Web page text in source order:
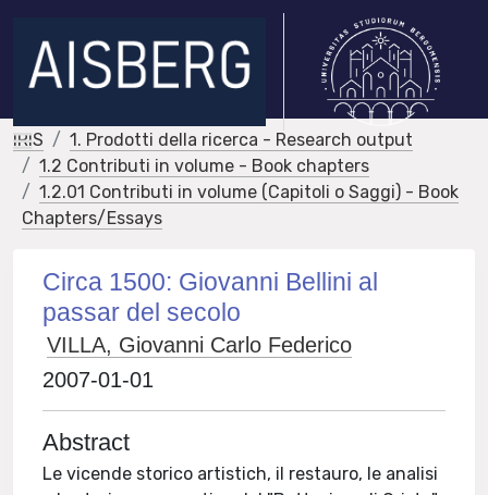
IRIS
1. Prodotti della ricerca - Research output
1.2 Contributi in volume - Book chapters
1.2.01 Contributi in volume (Capitoli o Saggi) - Book
Chapters/Essays
Circa 1500: Giovanni Bellini al
passar del secolo
VILLA, Giovanni Carlo Federico
2007-01-01
Abstract
Le vicende storico artistich, il restauro, le analisi